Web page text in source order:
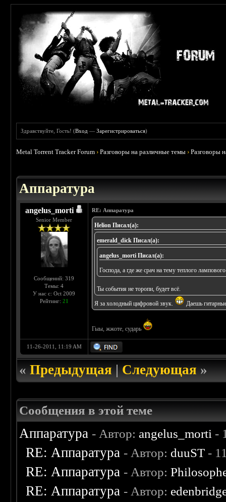
Здравствуйте, Гость! (Вход —Зарегистрироваться)
Metal Torrent Tracker Forum ›Разговоры на различные темы ›Разговоры
Аппаратура
angelus_morti
Senior Member
Сообщений: 319
Темы: 4
У нас с: Oct 2009
Рейтинг: 21
RE: Аппаратура
Helion Писал(а):
emerald_dick Писал(а):
angelus_morti Писал(а):
Господа, а где же срач на тему теплого
Ты события не торопи, будет всё.
Я за холодный цифровой звук. Даешь
Гыы, жжоте, сударь
11-26-2011, 11:19 AM
«Предыдущая|Следующая»
Сообщения в этой теме
Аппаратура - Автор: angelus_morti -
RE: Аппаратура - Автор: duuST -
RE: Аппаратура - Автор:
RE: Аппаратура - Автор: